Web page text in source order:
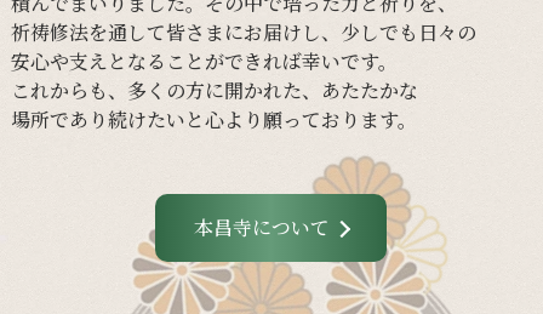
祈祷修法を通して皆さまにお届けし、 少しでも 日々の
安心や支えとなる ことができれば幸いです。
これからも、 多くの方に開かれた、 あたたかな
場所であり続けたいと心より願っております。
本昌寺について